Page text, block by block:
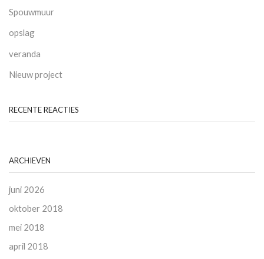
Spouwmuur
opslag
veranda
Nieuw project
RECENTE REACTIES
ARCHIEVEN
juni 2026
oktober 2018
mei 2018
april 2018